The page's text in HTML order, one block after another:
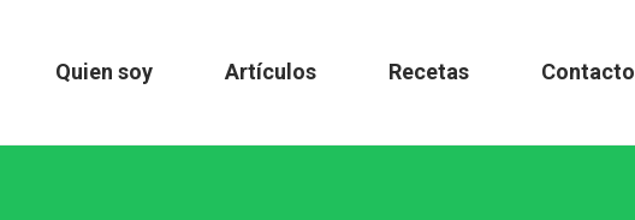
Quien soy Artículos Recetas Contacto